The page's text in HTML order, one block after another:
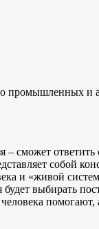
промышленных и
сможет
собой
и «живой
выбирать
помогают,